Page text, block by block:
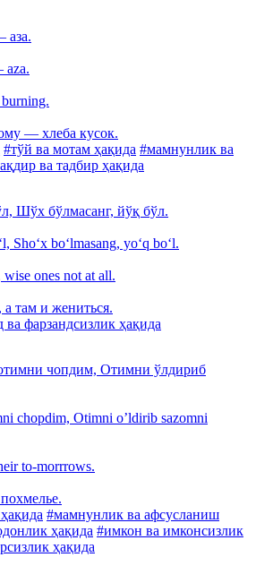
аза.
— хлеба кусок.
#тўй ва мотам ҳақида #мамнунлик ва
ва тадбир ҳақида
Шўх бўлмасанг, йўқ бўл.
Sho‘x bo‘lmasang, yo‘q bo‘l.
ones not at all.
а там и жениться.
ва фарзандсизлик ҳақида
чопдим, Отимни ўлдириб
chopdim, Otimni oʼldirib sazomni
to-morrrows.
#мамнунлик ва афсусланиш
ҳақида #имкон ва имконсизлик
ҳақида